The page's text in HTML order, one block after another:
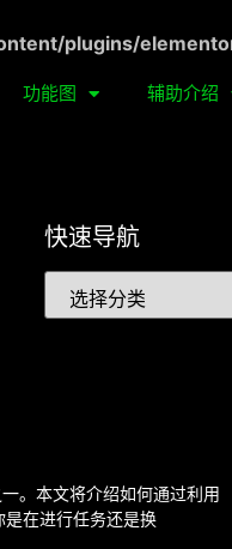
plugins/
功能图 辅助介绍
快速导航
。本文将介绍如何通过利用
在进行任务还是换